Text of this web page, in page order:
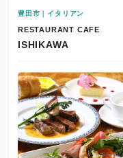
豊田市｜イタリアン
RESTAURANT CAFE
ISHIKAWA